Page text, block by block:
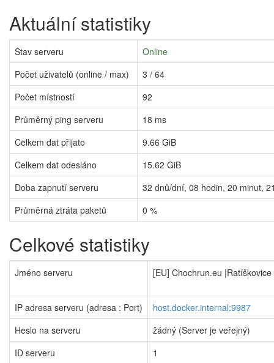
Aktuální statistiky
Stav serveru
Online
Počet uživatelů (online / max)
3 / 64
Počet místností
92
Průměrný ping serveru
18 ms
Celkem dat přijato
9.66 GiB
Celkem dat odesláno
15.62 GiB
Doba zapnutí serveru
32 dnů/dní, 08 hodin, 20 minut,
Průměrná ztráta paketů
0 %
Celkové statistiky
Jméno serveru [EU] Chochrun.eu
IP adresa serveru (adresa : Port)
host.docker.internal:9987
Heslo na serveru
žádný (Server je veřejný)
ID serveru
1